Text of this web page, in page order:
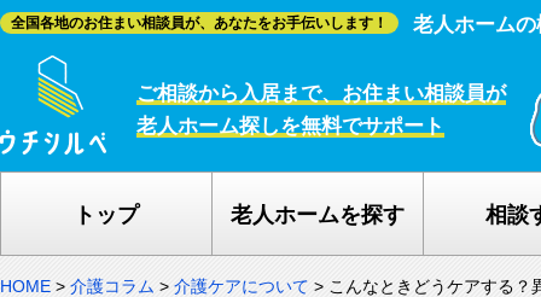
全国各地のお住まい相談員が、あなたをお手伝いします！ 老人ホーム
ご相談から入居まで、お住まい相談員が
老人ホーム探しを無料でサポート
トップ 老人ホームを探す 相談
HOME > 介護コラム > 介護ケアについて > こんなときどうケアする？